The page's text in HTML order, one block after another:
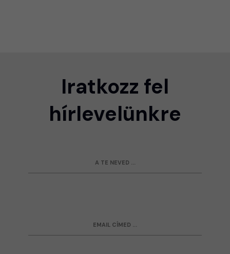
Iratkozz fel
hírlevelünkre